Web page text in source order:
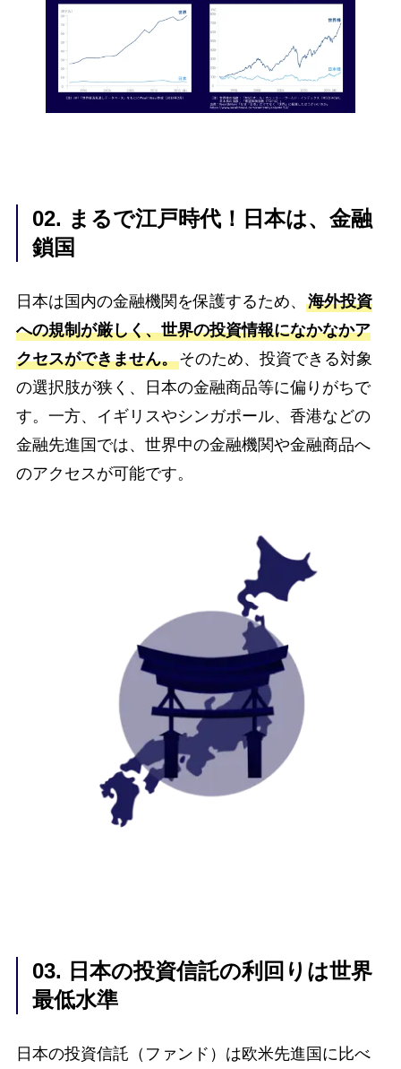
02. まるで江戸時代！日本は、金融
鎖国
日本は国内の金融機関を保護するため、 海外投資
への規制が厳しく、世界の投資情報になかなかア
クセスができません。そのため、投資できる対象
の選択肢が狭く、日本の金融商品等に偏りがちで
す。一方、イギリスやシンガポール、香港などの
金融先進国では、世界中の金融機関や金融商品へ
のアクセスが可能です。
03. 日本の投資信託の利回りは世界
最低水準
日本の投資信託（ファンド）は欧米先進国に比べ